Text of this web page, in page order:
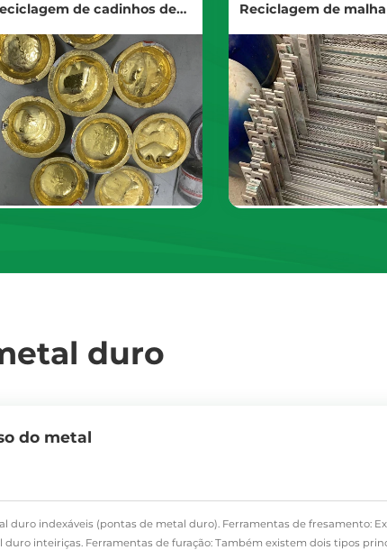
de cadinhos de
metais preciosos
Ver produtos
Obtenha o preço da reciclagem
Reciclagem de
Ver produtos
Obtenha o preço da
duro
do metal
indexáveis (pontas de metal duro). Ferramentas de fresamento:
inteiriças. Ferramentas de furação: Também existem dois tipos